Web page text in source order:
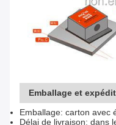
Emballage et
Emballage: carton avec
Délai de livraison: dans